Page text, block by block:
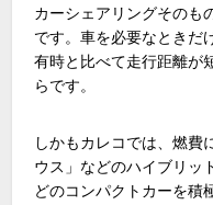
カーシェアリングそのも
です。車を必要なときだ
有時と比べて走行距離が
らです。
しかもカレコでは、燃費
ウス」などのハイブリッ
どのコンパクトカーを積